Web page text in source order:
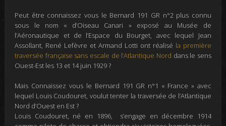
Peut être connaissez vous le Bernard 191 GR n°2 plus connu
sous le nom « d’Oiseau Canari » exposé au Musée de
l’Aéronautique et de l’Espace du Bourget, avec lequel Jean
Assollant, René Lefèvre et Armand Lotti ont réalisé la première
traversée française sans escale de l’Atlantique Nord dans le sens
Ouest-Est les 13 et 14 juin 1929 ?
Mais Connaissez vous le Bernard 191 GR n°1 « France » avec
lequel Louis Coudouret, voulut tenter la traversée de l’Atlantique
Nord d’Ouest en Est?
Louis Coudouret, né en 1896, s’engage en décembre 1914